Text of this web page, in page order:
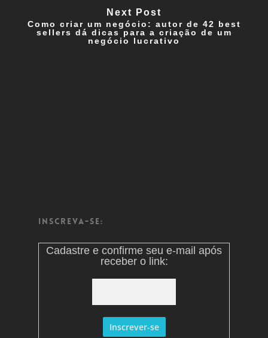
Next Post
Como criar um negócio: autor de 42 best
sellers dá dicas para a criação de um
negócio lucrativo
Inscreva-se:
Cadastre e confirme seu e-mail após
receber o link: